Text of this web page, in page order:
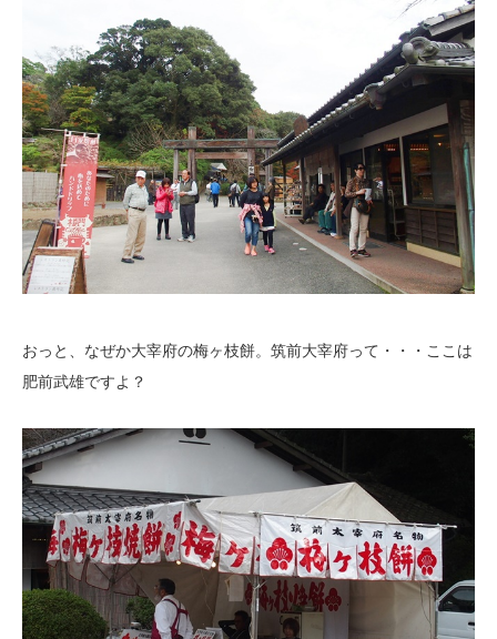
おっと、なぜか大宰府の梅ヶ枝餅。筑前大宰府って・・・ここは
肥前武雄ですよ？